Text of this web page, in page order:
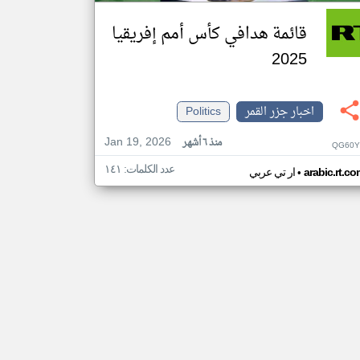
قائمة هدافي كأس أمم إفريقيا
2025
اخبار جزر القمر
Politics
Jan 19, 2026
منذ ٦ أشهر
ار تي عربي• عدد الكلمات: ١٤١